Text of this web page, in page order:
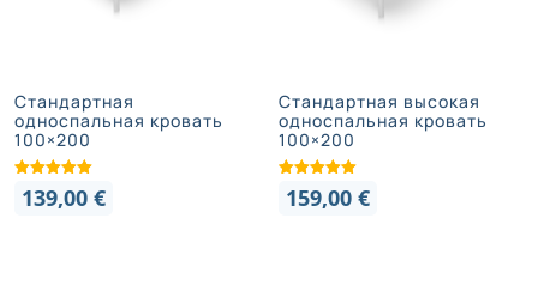
Стандартная
односпальная кровать
100×200
139,00 €
Стандартная высокая
односпальная кровать
100×200
159,00€